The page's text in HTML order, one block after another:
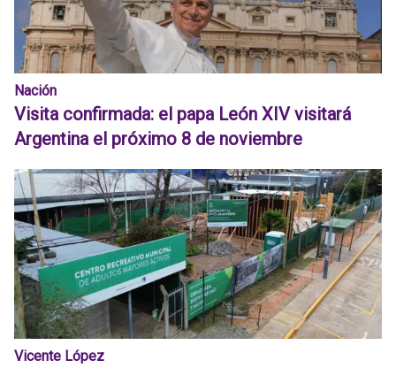
Nación
Visita confirmada: el papa León XIV visitará
Argentina el próximo 8 de noviembre
Vicente López